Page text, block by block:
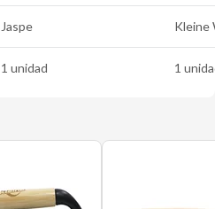
Jaspe Kleine
1 unidad 1